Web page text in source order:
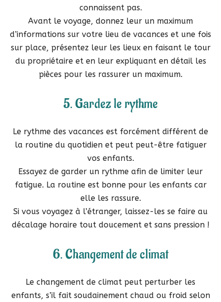
connaissent pas.
Avant le voyage, donnez leur un maximum
d’informations sur votre lieu de vacances et une fois
sur place, présentez leur les lieux en faisant le tour
du propriétaire et en leur expliquant en détail les
pièces pour les rassurer un maximum.
5. Gardez le rythme
Le rythme des vacances est forcément différent de
la routine du quotidien et peut peut-être fatiguer
vos enfants.
Essayez de garder un rythme afin de limiter leur
fatigue. La routine est bonne pour les enfants car
elle les rassure.
Si vous voyagez à l’étranger, laissez-les se faire au
décalage horaire tout doucement et sans pression !
6. Changement de climat
Le changement de climat peut perturber les
enfants, s’il fait soudainement chaud ou froid selon